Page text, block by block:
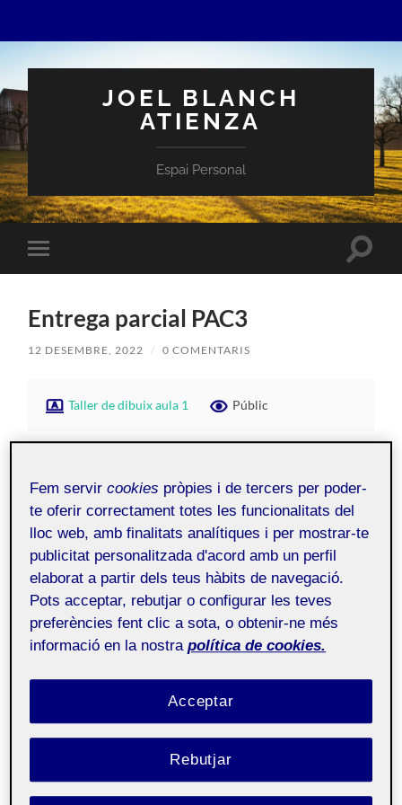
JOEL BLANCH
ATIENZA
Espai Personal
Toggle
mobile
Toggle
Entrega parcial PAC3
12 DESEMBRE, 2022 / 0 COMENTARIS
Taller de dibuix aula 1 Públic
Soc conscient que faig tard en aquesta entrega parcial
alfolioamb una mica de retard, però volia participar!
Les imatges que he escollit per fer els esbossos són el
menjador de la meva casa, una persona asseguda, ja que
m’agradaria implementar-la al sofà, i per últim, com
s’apropael Nadalhe volgut escollir un arbre de Nadal.
A l’hora de realitzar els esbossos, m’he sentit bastant
còmode, ja que el fet de dibuixar em relaxa bastant i és
costat encertar les dimensions dels objectes al paper i
Fem servircookies pròpies i de tercers per poder-
te oferir correctament totes les funcionalitats del
lloc web, amb finalitats analítiques i per mostrar-te
publicitat personalitzada d'acord amb un perfil
elaborat a partir dels teus hàbits de navegació.
Pots acceptar, rebutjar o configurar les teves
preferències fent clic a sota, o obtenir-ne més
informació en la nostra política de cookies.
Rebutjar
Acceptar